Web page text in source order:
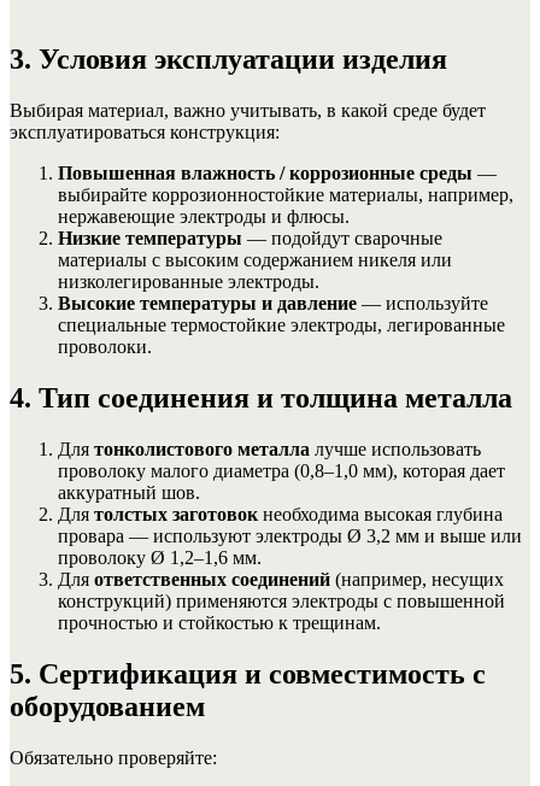
3. Условия эксплуатации изделия
Выбирая материал, важно учитывать, в какой среде будет
эксплуатироваться конструкция:
Повышенная влажность / коррозионные среды —
выбирайте коррозионностойкие материалы, например,
нержавеющие электроды и флюсы.
Низкие температуры — подойдут сварочные
материалы с высоким содержанием никеля или
низколегированные электроды.
Высокие температуры и давление — используйте
специальные термостойкие электроды, легированные
проволоки.
4. Тип соединения и толщина металла
Для тонколистового металла лучше использовать
проволоку малого диаметра (0,8–1,0 мм), которая дает
аккуратный шов.
Для толстых заготовок необходима высокая глубина
провара — используют электроды Ø 3,2 мм и выше или
проволоку Ø 1,2–1,6 мм.
Для ответственных соединений (например, несущих
конструкций) применяются электроды с повышенной
прочностью и стойкостью к трещинам.
5. Сертификация и совместимость с
оборудованием
Обязательно проверяйте: